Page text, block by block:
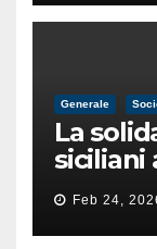
Generale
La
siciliani
il valore
Feb 24,